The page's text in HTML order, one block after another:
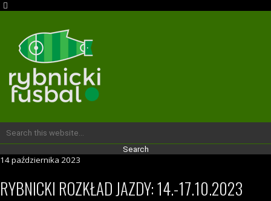
14 października 2023
RYBNICKI ROZKŁAD JAZDY: 14.-17.10.2023